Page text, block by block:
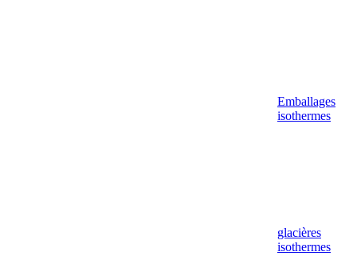
Emballages
isothermes
glacières
isothermes